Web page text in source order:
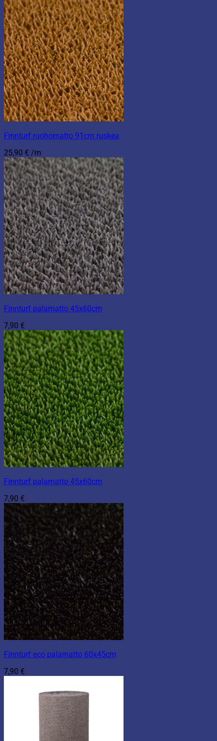
Finnturf ruohomatto 91cm ruskea
25,90 € /m
Finnturf palamatto 45x60cm
7,90 €
Finnturf palamatto 45x60cm
7,90 €
Finnturf eco palamatto 60x45cm
7,90 €